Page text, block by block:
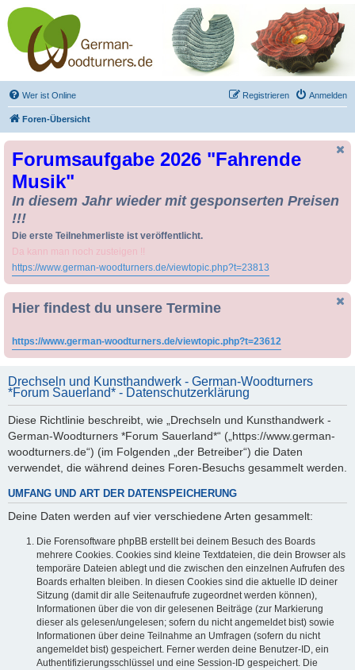
Drechseln und
Kunsthandwerk -
German-Woodturners
*Forum Sauerland*
Der Treffpunkt für Drechsler und Freunde des Kunsthandwerks
Wer ist Online Anmelden
Registrieren
Foren-Übersicht
Forumsaufgabe 2026 "Fahrende
Musik"
In diesem Jahr wieder mit gesponserten Preisen
!!!
Die erste Teilnehmerliste ist veröffentlicht.
Da kann man noch zusteigen !!
https://www.german-woodturners.de/viewtopic.php?t=23813
Hier findest du unsere Termine
https://www.german-woodturners.de/viewtopic.php?t=23612
Drechseln und Kunsthandwerk - German-Woodturners
*Forum Sauerland* - Datenschutzerklärung
Diese Richtlinie beschreibt, wie „Drechseln und Kunsthandwerk -
German-Woodturners *Forum Sauerland*“ („https://www.german-
woodturners.de“) (im Folgenden „der Betreiber“) die Daten
verwendet, die während deines Foren-Besuchs gesammelt werden.
UMFANG UND ART DER DATENSPEICHERUNG
Deine Daten werden auf vier verschiedene Arten gesammelt:
Die Forensoftware phpBB erstellt bei deinem Besuch des Boards
mehrere Cookies. Cookies sind kleine Textdateien, die dein Browser als
temporäre Dateien ablegt und die zwischen den einzelnen Aufrufen des
Boards erhalten bleiben. In diesen Cookies sind die aktuelle ID deiner
Sitzung (damit dir alle Seitenaufrufe zugeordnet werden können),
Informationen über die von dir gelesenen Beiträge (zur Markierung
dieser als gelesen/ungelesen; sofern du nicht angemeldet bist) sowie
Informationen über deine Teilnahme an Umfragen (sofern du nicht
angemeldet bist) gespeichert. Ferner werden deine Benutzer-ID, ein
Authentifizierungsschlüssel und eine Session-ID gespeichert. Die